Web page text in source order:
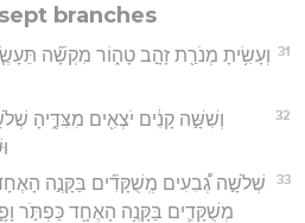
branches
31 וְעָשִׂ֥יתָ מְנֹרַ֖ת זָהָ֣ב טָה֑וֹר מִקְשָׁ֞ה
32
וְשִׁשָּׁ֣ה קָנִ֔ים יֹצְאִ֖ים מִצִּדֶּ֑יהָ
33
שְׁלֹשָׁ֣ה גְ֠בִעִים מְֽשֻׁקָּדִ֞ים בַּקָּנֶ֣ה
מְשֻׁקָּדִ֛ים בַּקָּנֶ֥ה הָאֶחָ֖ד כַּפְתֹּ֣ר